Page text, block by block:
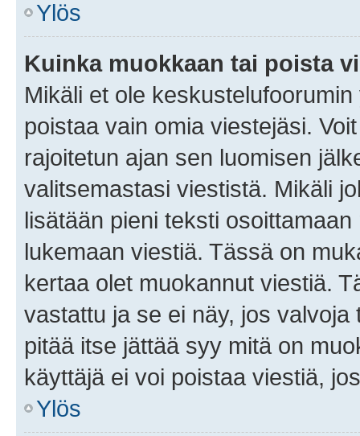
Ylös
Kuinka muokkaan tai poista
Mikäli et ole
poistaa vain omia viestejäsi.
rajoitetun ajan sen luomisen
valitsemastasi viestistä. Mikäli
lisätään pieni teksti
lukemaan viestiä. Tässä on
kertaa olet muokannut viestiä.
vastattu ja se ei näy, jos
pitää itse jättää syy mitä on
käyttäjä ei voi poistaa viestiä,
Ylös